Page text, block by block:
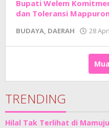
Bupati Welem
dan Toleransi
BUDAYA, DAERAH 28
TRENDING
Hilal Tak Terlihat di